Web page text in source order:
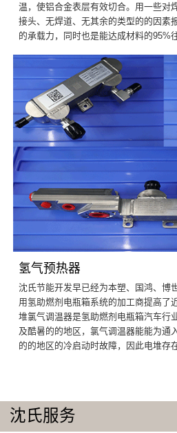
温，使铝合金表层有效切合。用一些对
接头、无焊道、无其余的类型的的因素
的承载力，同时也是能达成材料的95%
氢气预热器
沈氏节能开发早已经为本塑、国鸿、博
用氢助燃剂电瓶箱系统的加工商提高了
堆氯气调温器是氢助燃剂电瓶箱汽车行
及酷暑的的地区，氯气调温器能能为通
的的地区的冷启动时故障，因此电堆存
沈氏服务